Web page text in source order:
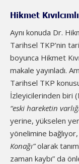
Hikmet
Aynı konuda Dr.
Tarihsel TKP’nin
boyunca Hikmet
makale yayınladı.
Tarihsel TKP
İzleyicilerinden biri
“eski hareketin
yerine, yükselen
yönelimine bağlıyor,
Konağı”olarak
zaman kaybı” da